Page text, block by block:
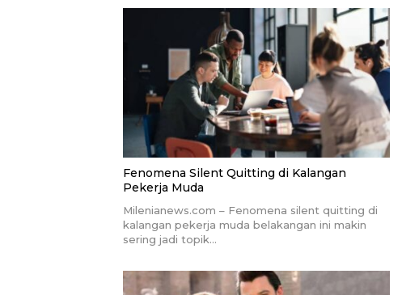
Fenomena Silent Quitting di Kalangan
Pekerja Muda
Milenianews.com – Fenomena silent quitting di
kalangan pekerja muda belakangan ini makin
sering jadi topik…